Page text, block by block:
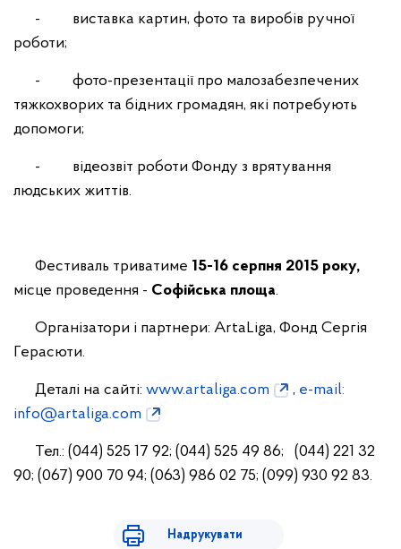
- виставка картин, фото та виробів ручної
роботи;
- фото-презентації про малозабезпечених
тяжкохворих та бідних громадян, які потребують
допомоги;
- відеозвіт роботи Фонду з врятування
людських життів.
Фестиваль триватиме 15-16 серпня 2015 року,
місце проведення - Софійська площа.
Організатори і партнери: ArtaLiga, Фонд Сергія
Герасюти.
Деталі на сайті: www.artaliga.com , e-mail:
info@artaliga.com
Тел.: (044) 525 17 92; (044) 525 49 86; (044) 221 32
90; (067) 900 70 94; (063) 986 02 75; (099) 930 92 83.
Надрукувати